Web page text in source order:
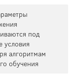
под
условия
алгоритмам
обучения